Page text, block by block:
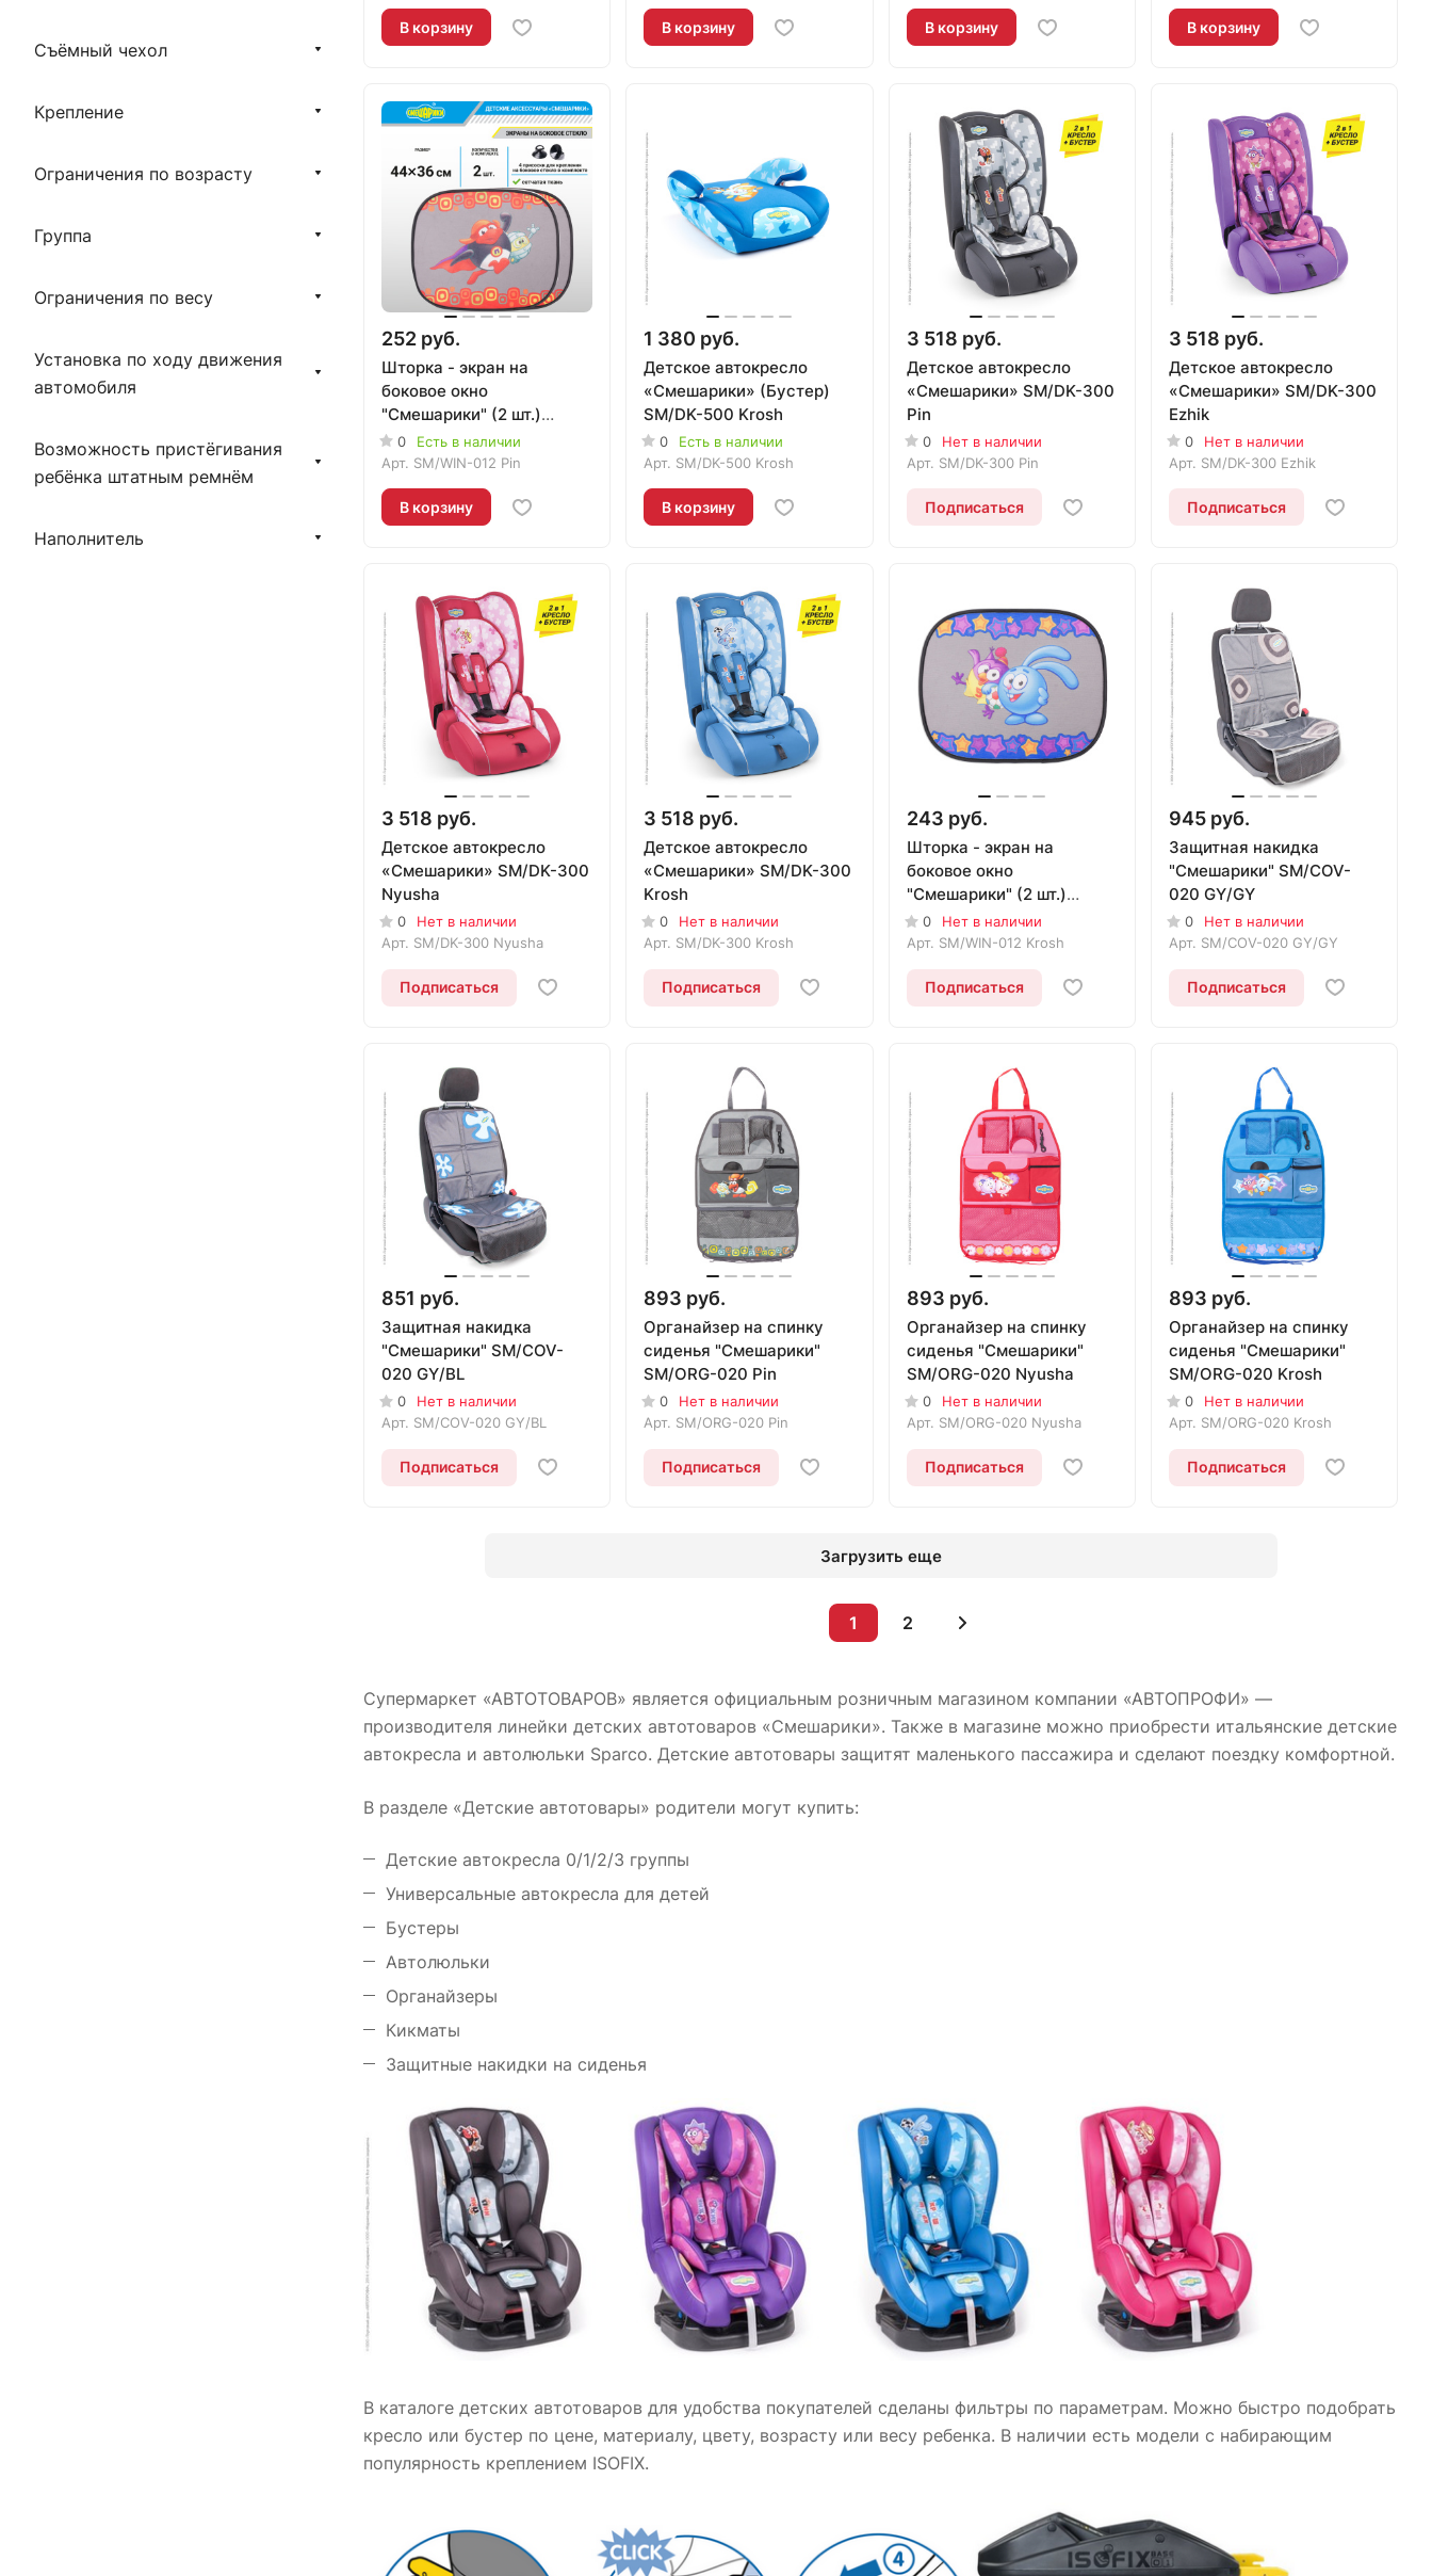
В корзину В корзину В корзину В корзину
252 руб.
Шторка - экран на
боковое окно
"Смешарики" (2 шт.)
SM/WIN-012 Pin
0
Есть в наличии
Арт. SM/WIN-012 Pin
В корзину
1 380 руб.
Детское автокресло
«Смешарики» (Бустер)
SM/DK-500 Krosh
0
Есть в наличии
Арт. SM/DK-500 Krosh
В корзину
3 518 руб.
Детское автокресло
«Смешарики» SM/DK-300
Pin
0
Нет в наличии
Арт. SM/DK-300 Pin
Подписаться
3 518 руб.
Детское автокресло
«Смешарики» SM/DK-300
Ezhik
0
Нет в наличии
Арт. SM/DK-300 Ezhik
Подписаться
3 518 руб.
Детское автокресло
«Смешарики» SM/DK-300
Nyusha
0
Нет в наличии
Арт. SM/DK-300 Nyusha
Подписаться
3 518 руб.
Детское автокресло
«Смешарики» SM/DK-300
Krosh
0
Нет в наличии
Арт. SM/DK-300 Krosh
Подписаться
243 руб.
Шторка - экран на
боковое окно
"Смешарики" (2 шт.)
SM/WIN-012 Krosh
0
Нет в наличии
Арт. SM/WIN-012 Krosh
Подписаться
945 руб.
Защитная накидка
"Смешарики" SM/COV-
020 GY/GY
0
Нет в наличии
Арт. SM/COV-020 GY/GY
Подписаться
851 руб.
Защитная накидка
"Смешарики" SM/COV-
020 GY/BL
0
Нет в наличии
Арт. SM/COV-020 GY/BL
Подписаться
893 руб.
Органайзер на спинку
сиденья "Смешарики"
SM/ORG-020 Pin
0
Нет в наличии
Арт. SM/ORG-020 Pin
Подписаться
893 руб.
Органайзер на спинку
сиденья "Смешарики"
SM/ORG-020 Nyusha
0
Нет в наличии
Арт. SM/ORG-020 Nyusha
Подписаться
893 руб.
Органайзер на спинку
сиденья "Смешарики"
SM/ORG-020 Krosh
0
Нет в наличии
Арт. SM/ORG-020 Krosh
Подписаться
Загрузить еще
1 2
Супермаркет «АВТОТОВАРОВ» является официальным розничным магазином компании «АВТОПРОФИ» —
производителя линейки детских автотоваров «Смешарики». Также в магазине можно приобрести итальянские детские
автокресла и автолюльки Sparco. Детские автотовары защитят маленького пассажира и сделают поездку комфортной.
В разделе «Детские автотовары» родители могут купить:
Детские автокресла 0/1/2/3 группы
Универсальные автокресла для детей
Бустеры
Автолюльки
Органайзеры
Кикматы
Защитные накидки на сиденья
В каталоге детских автотоваров для удобства покупателей сделаны фильтры по параметрам. Можно быстро подобрать
кресло или бустер по цене, материалу, цвету, возрасту или весу ребенка. В наличии есть модели с набирающим
популярность креплением ISOFIX.
Съёмный чехол
Крепление
Ограничения по возрасту
Группа
Ограничения по весу
Установка по ходу движения
автомобиля
Возможность пристёгивания
ребёнка штатным ремнём
Наполнитель